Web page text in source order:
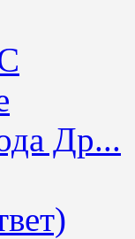
Др...